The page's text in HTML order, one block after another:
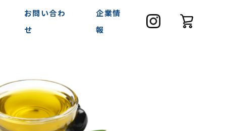
お問い合わ
せ
企業情
報